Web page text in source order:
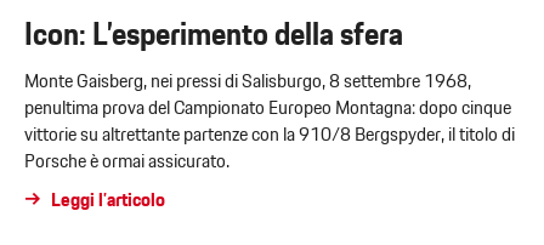
Icon: L’esperimento della sfera
Monte Gaisberg, nei pressi di Salisburgo, 8 settembre 1968,
penultima prova del Campionato Europeo Montagna: dopo cinque
vittorie su altrettante partenze con la 910/8 Bergspyder, il titolo di
Porsche è ormai assicurato.
Leggi l’articolo